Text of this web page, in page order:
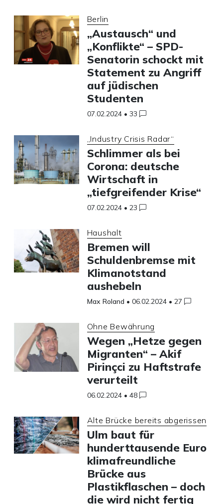
Berlin
„Austausch“ und
„Konflikte“ – SPD-
Senatorin schockt mit
Statement zu Angriff
auf jüdischen
Studenten
07.02.2024 • 33
„Industry Crisis Radar“
Schlimmer als bei
Corona: deutsche
Wirtschaft in
„tiefgreifender Krise“
07.02.2024 • 23
Haushalt
Bremen will
Schuldenbremse mit
Klimanotstand
aushebeln
Max Roland • 06.02.2024 • 27
Ohne Bewährung
Wegen „Hetze gegen
Migranten“ – Akif
Pirinçci zu Haftstrafe
verurteilt
06.02.2024 • 48
Alte Brücke bereits abgerissen
Ulm baut für
hunderttausende Euro
klimafreundliche
Brücke aus
Plastikflaschen – doch
die wird nicht fertig